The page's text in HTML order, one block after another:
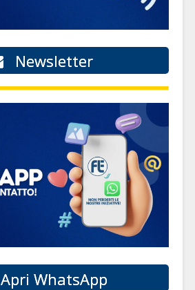
Newsletter
Apri WhatsApp